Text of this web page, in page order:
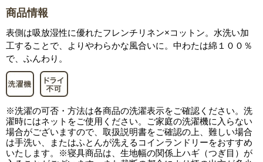
商品情報
表側は吸放湿性に優れたフレンチリネン×コットン。水洗い加
工することで、よりやわらかな風合いに。中わたは綿１００％
で、ふんわり。
※洗濯の可否・方法は各商品の洗濯表示をご確認ください。洗
濯時にはネットをご使用ください。ご家庭の洗濯機に入らない
場合がございますので、取扱説明書をご確認の上、難しい場合
は手洗い、またはふとんが洗えるコインランドリーをおすすめ
いたします。※寝具商品は、生地幅の関係上ハギ（つぎ目）が